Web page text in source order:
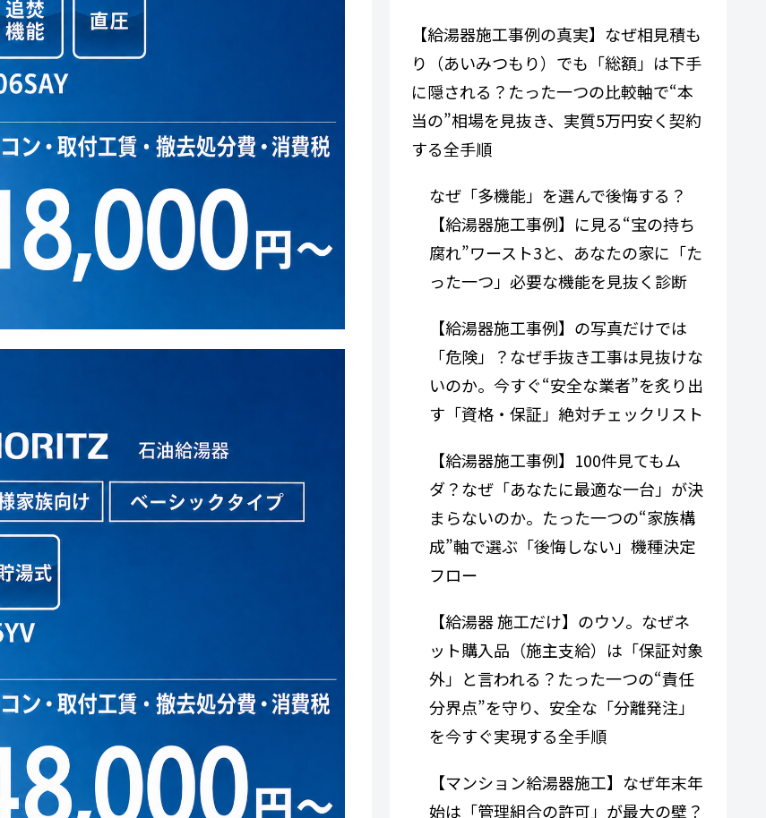
【給湯器施工事例の真実】なぜ相見積も
り（あいみつもり）でも「総額」は下手
に隠される？たった一つの比較軸で“本
当の”相場を見抜き、実質5万円安く契約
する全手順
なぜ「多機能」を選んで後悔する？
【給湯器施工事例】に見る“宝の持ち
腐れ”ワースト3と、あなたの家に「た
った一つ」必要な機能を見抜く診断
【給湯器施工事例】の写真だけでは
「危険」？なぜ手抜き工事は見抜けな
いのか。今すぐ“安全な業者”を炙り出
す「資格・保証」絶対チェックリスト
【給湯器施工事例】100件見てもム
ダ？なぜ「あなたに最適な一台」が決
まらないのか。たった一つの“家族構
成”軸で選ぶ「後悔しない」機種決定
フロー
【給湯器 施工だけ】のウソ。なぜネ
ット購入品（施主支給）は「保証対象
外」と言われる？たった一つの“責任
分界点”を守り、安全な「分離発注」
を今すぐ実現する全手順
【マンション給湯器施工】なぜ年末年
始は「管理組合の許可」が最大の壁？